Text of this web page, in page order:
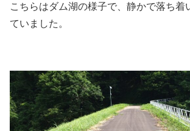
こちらはダム湖の様子で、静かで落ち着
ていました。